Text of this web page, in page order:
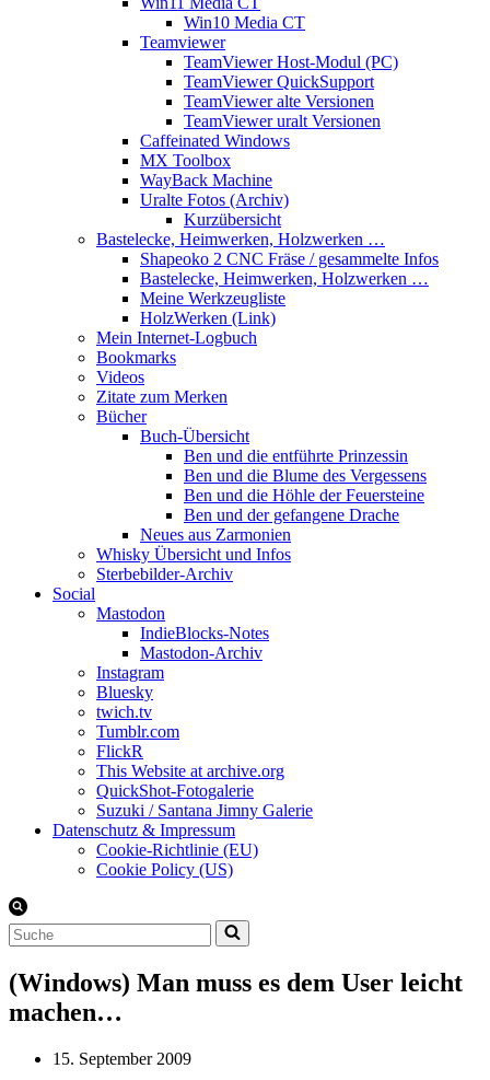
Win10 Media CT
Teamviewer
TeamViewer Host-Modul (PC)
TeamViewer QuickSupport
TeamViewer alte Versionen
TeamViewer uralt Versionen
Caffeinated Windows
MX Toolbox
WayBack Machine
Uralte Fotos (Archiv)
Kurzübersicht
Bastelecke, Heimwerken, Holzwerken …
Shapeoko 2 CNC Fräse / gesammelte Infos
Bastelecke, Heimwerken, Holzwerken …
Meine Werkzeugliste
HolzWerken (Link)
Mein Internet-Logbuch
Bookmarks
Videos
Zitate zum Merken
Bücher
Buch-Übersicht
Ben und die entführte Prinzessin
Ben und die Blume des Vergessens
Ben und die Höhle der Feuersteine
Ben und der gefangene Drache
Neues aus Zarmonien
Whisky Übersicht und Infos
Sterbebilder-Archiv
Social
Mastodon
IndieBlocks-Notes
Mastodon-Archiv
Instagram
Bluesky
twich.tv
Tumblr.com
FlickR
This Website at archive.org
QuickShot-Fotogalerie
Suzuki / Santana Jimny Galerie
Datenschutz & Impressum
Cookie-Richtlinie (EU)
Cookie Policy (US)
Suchen
nach …
(Windows) Man muss es dem User leicht
machen…
15. September 2009